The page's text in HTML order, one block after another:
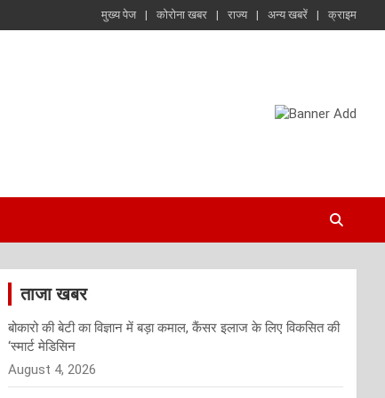
मुख्य पेज कोरोना खबर राज्य अन्य खबरें क्राइम
ताजा खबर
बोकारो की बेटी का विज्ञान में बड़ा कमाल, कैंसर इलाज के लिए विकसित की
‘स्मार्ट मेडिसिन
August 4, 2026